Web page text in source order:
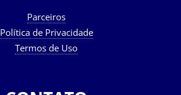
Parceiros
Política de Privacidade
Termos de Uso